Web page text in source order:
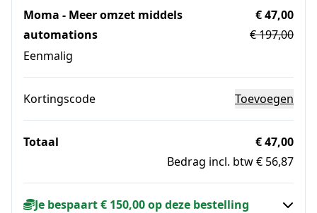
Moma - Meer omzet middels
automations
Eenmalig
€ 47,00
€ 197,00
Kortingscode Toevoegen
Totaal
€ 47,00
Bedrag incl. btw € 56,87
Je bespaart € 150,00 op deze bestelling